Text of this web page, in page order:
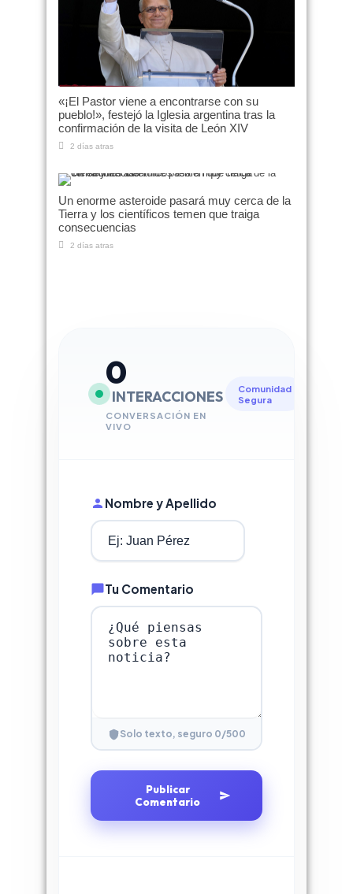
«¡El Pastor viene a encontrarse con su
pueblo!», festejó la Iglesia argentina tras la
confirmación de la visita de León XIV
2 días atras
Un enorme asteroide pasará muy cerca de la
Tierra y los científicos temen que traiga
consecuencias
2 días atras
0
INTERACCIONES
CONVERSACIÓN EN
VIVO
Comunidad
Segura
Nombre y Apellido
Tu Comentario
Solo texto, seguro 0/500
Publicar
Comentario